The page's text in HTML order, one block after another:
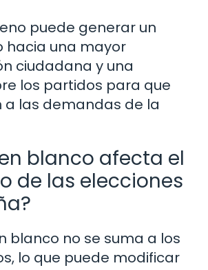
puede generar un
hacia una mayor
ciudadana y una
los partidos para que
las demandas de la
blanco afecta el
de las elecciones
blanco no se suma a los
lo que puede modificar